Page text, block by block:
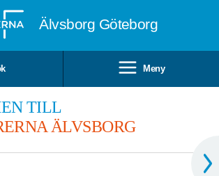
Älvsborg Göteborg
Meny
TILL
ÄLVSBORG